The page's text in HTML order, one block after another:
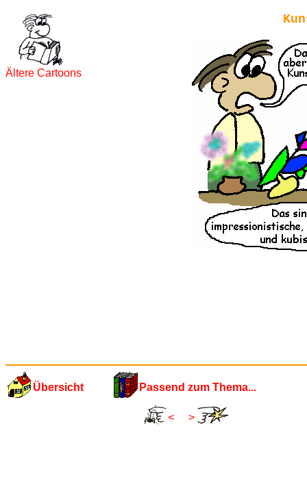
Ältere Cartoons
Übersicht Passend zum Thema...
< >